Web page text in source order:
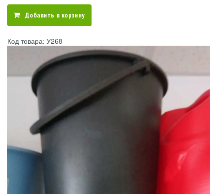
Добавить в корзину
Код товара: У268